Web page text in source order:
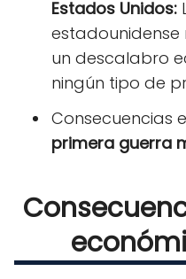
Estados Unidos:
un descalabro
ningún tipo de
Consecuencias
primera guerra